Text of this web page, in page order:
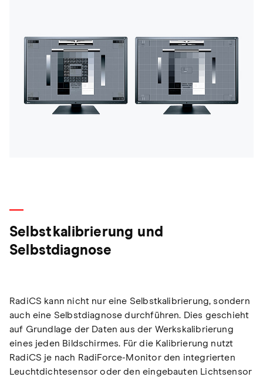
Selbstkalibrierung und
Selbstdiagnose
RadiCS kann nicht nur eine Selbstkalibrierung, sondern
auch eine Selbstdiagnose durchführen. Dies geschieht
auf Grundlage der Daten aus der Werkskalibrierung
eines jeden Bildschirmes. Für die Kalibrierung nutzt
RadiCS je nach RadiForce-Monitor den integrierten
Leuchtdichtesensor oder den eingebauten Lichtsensor